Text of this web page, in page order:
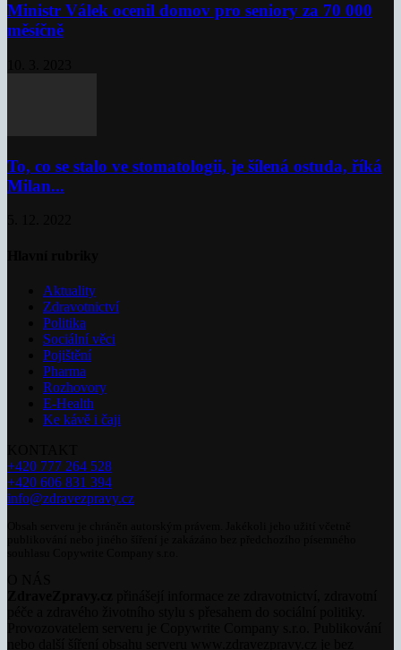
Ministr Válek ocenil domov pro seniory za 70 000
měsíčně
To, co se stalo ve stomatologii, je šílená ostuda, říká
Milan...
Aktuality
Zdravotnictví
Politika
Sociální věci
Pojištění
Pharma
Rozhovory
E-Health
Ke kávě i čaji
+420 777 264 528
+420 606 831 394
info@zdravezpravy.cz